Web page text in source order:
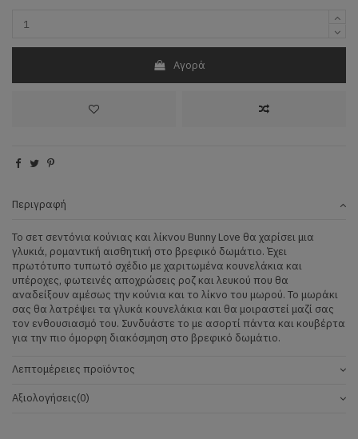
Αγορά
Περιγραφή
To σετ σεντόνια κούνιας και λίκνου Bunny Love θα χαρίσει μια
γλυκιά, ρομαντική αισθητική στο βρεφικό δωμάτιο. Έχει
πρωτότυπο τυπωτό σχέδιο με χαριτωμένα κουνελάκια και
υπέροχες, φωτεινές αποχρώσεις ροζ και λευκού που θα
αναδείξουν αμέσως την κούνια και το λίκνο του μωρού. Το μωράκι
σας θα λατρέψει τα γλυκά κουνελάκια και θα μοιραστεί μαζί σας
τον ενθουσιασμό του. Συνδυάστε το με ασορτί πάντα και κουβέρτα
για την πιο όμορφη διακόσμηση στο βρεφικό δωμάτιο.
Λεπτομέρειες προϊόντος
Αξιολογήσεις(0)